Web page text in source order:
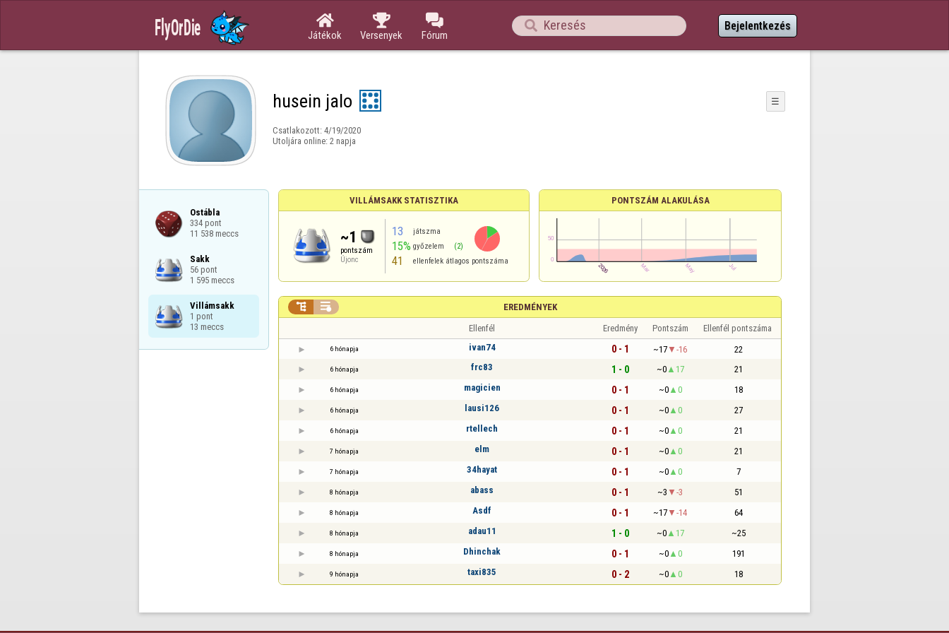

Játékok

Versenyek

Fórum
 Bejelentkezés
husein jalo ☰
Csatlakozott: 4/19/2020
Utoljára online: 2 napja
Ostábla
334 pont
11 538 meccs
Sakk
56 pont
1 595 meccs
Villámsakk
1 pont
13 meccs
VILLÁMSAKK STATISZTIKA
~1
pontszám
Újonc
13 játszma
15% győzelem (2)
41 ellenfelek átlagos pontszáma
PONTSZÁM ALAKULÁSA
EREDMÉNYEK
 
Ellenfél Eredmény Pontszám Ellenfél pontszáma
6 hónapja ivan74 0 - 1 ~17 -16 22
6 hónapja frc83 1 - 0 ~0 17 21
6 hónapja magicien 0 - 1 ~0 0 18
6 hónapja lausi126 0 - 1 ~0 0 27
6 hónapja rtellech 0 - 1 ~0 0 21
7 hónapja elm 0 - 1 ~0 0 21
7 hónapja 34hayat 0 - 1 ~0 0 7
8 hónapja abass 0 - 1 ~3 -3 51
8 hónapja Asdf 0 - 1 ~17 -14 64
8 hónapja adau11 1 - 0 ~0 17 ~25
8 hónapja Dhinchak 0 - 1 ~0 0 191
9 hónapja taxi835 0 - 2 ~0 0 18